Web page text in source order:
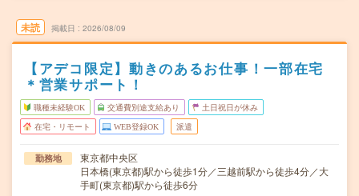
未読 掲載日 2026/08/09
【アデコ限定】動きのあるお仕事！一部在宅
＊営業サポート！
職種未経験OK 交通費別途支給あり 土日祝日が休み
在宅・リモート WEB登録OK 派遣
勤務地
東京都中央区
日本橋(東京都)駅から徒歩1分／三越前駅から徒歩4分／大
手町(東京都)駅から徒歩6分